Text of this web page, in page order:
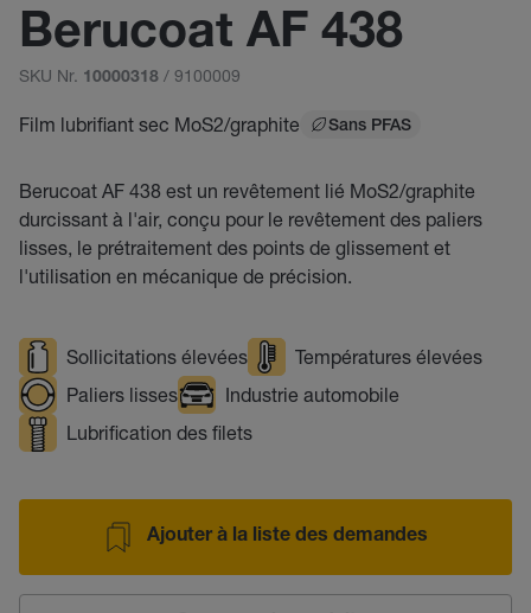
Berucoat AF 438
SKU Nr. 10000318 / 9100009
Film lubrifiant sec MoS2/graphite Sans PFAS
Berucoat AF 438 est un revêtement lié MoS2/graphite
durcissant à l'air, conçu pour le revêtement des paliers
lisses, le prétraitement des points de glissement et
l'utilisation en mécanique de précision.
Sollicitations élevées
Températures élevées
Paliers lisses
Industrie automobile
Lubrification des filets
Ajouter à la liste des demandes